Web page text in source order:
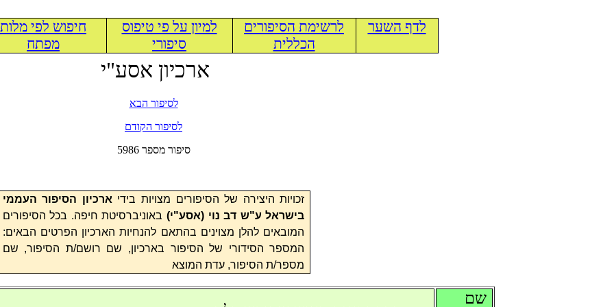
לדף השער
לרשימת הסיפורים
הכללית
למיון על פי טיפוס
סיפורי
חיפוש לפי מלות
מפתח
ארכיון אסע"י
לסיפור הבא
לסיפור הקודם
5986 סיפור מספר
זכויות היצירה של הסיפורים מצויות בידי ארכיון הסיפור העממי
בישראל ע"ש דב נוי (אסע"י) באוניברסיטת חיפה. בכל הסיפורים
המובאים להלן מצוינים בהתאם להנחיות הארכיון הפרטים הבאים:
המספר הסידורי של הסיפור בארכיון, שם רושם/ת הסיפור, שם
מספר/ת הסיפור, עדת המוצא
שם